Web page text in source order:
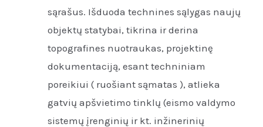
sąrašus. Išduoda technines sąlygas naujų
objektų statybai, tikrina ir derina
topografines nuotraukas, projektinę
dokumentaciją, esant techniniam
poreikiui ( ruošiant sąmatas ), atlieka
gatvių apšvietimo tinklų (eismo valdymo
sistemų įrenginių ir kt. inžinerinių